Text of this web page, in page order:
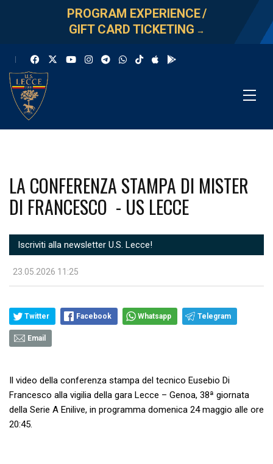
PROGRAM EXPERIENCE/
GIFT CARD TICKETING →
LA CONFERENZA STAMPA DI MISTER
DI FRANCESCO - US LECCE
Iscriviti alla newsletter U.S. Lecce!
23.05.2026 11:25
Twitter Facebook Whatsapp Telegram
Email
Il video della conferenza stampa del tecnico Eusebio Di
Francesco alla vigilia della gara Lecce – Genoa, 38ª giornata
della Serie A Enilive, in programma domenica 24 maggio alle ore
20:45.